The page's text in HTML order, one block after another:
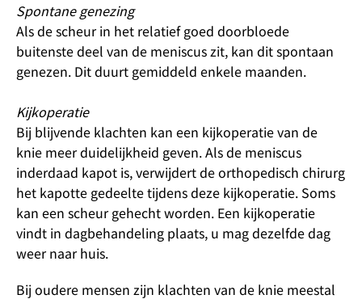
Spontane genezing
Als de scheur in het relatief goed doorbloede
buitenste deel van de meniscus zit, kan dit spontaan
genezen. Dit duurt gemiddeld enkele maanden.
Kijkoperatie
Bij blijvende klachten kan een kijkoperatie van de
knie meer duidelijkheid geven. Als de meniscus
inderdaad kapot is, verwijdert de orthopedisch chirurg
het kapotte gedeelte tijdens deze kijkoperatie. Soms
kan een scheur gehecht worden. Een kijkoperatie
vindt in dagbehandeling plaats, u mag dezelfde dag
weer naar huis.
Bij oudere mensen zijn klachten van de knie meestal